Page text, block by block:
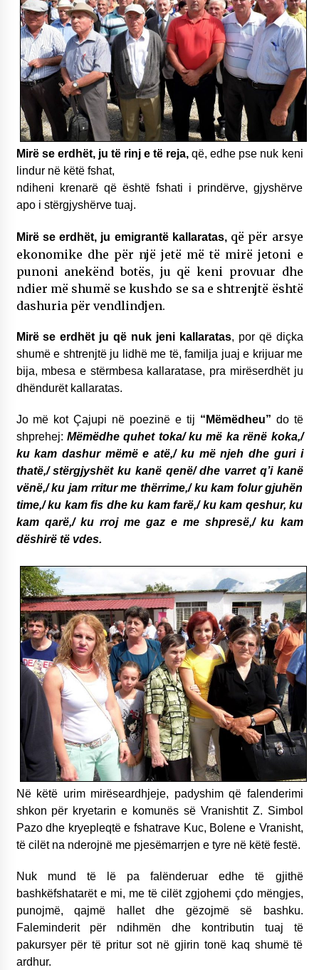
Mirë se erdhët, ju të rinj e të reja, që, edhe pse nuk keni
lindur në këtë fshat,
ndiheni krenarë që është fshati i prindërve, gjyshërve
apo i stërgjyshërve tuaj.
Mirë se erdhët, ju emigrantë kallaratas,që për arsye
ekonomike dhe për një jetë më të mirë jetoni e
punoni anekënd botës, ju që keni provuar dhe
ndier më shumë se kushdo se sa e shtrenjtë është
dashuria për vendlindjen.
Mirë se erdhët ju që nuk jeni kallaratas, por që diçka
shumë e shtrenjtë ju lidhë me të, familja juaj e krijuar me
bija, mbesa e stërmbesa kallaratase, pra mirëserdhët ju
dhëndurët kallaratas.
Jo më kot Çajupi në poezinë e tij “Mëmëdheu” do të
shprehej: Mëmëdhe quhet toka/ ku më ka rënë koka,/
ku kam dashur mëmë e atë,/ ku më njeh dhe guri i
thatë,/ stërgjyshët ku kanë qenë/ dhe varret q’i kanë
vënë,/ ku jam rritur me thërrime,/ ku kam folur gjuhën
time,/ ku kam fis dhe ku kam farë,/ ku kam qeshur, ku
kam qarë,/ ku rroj me gaz e me shpresë,/ ku kam
dëshirë të vdes.
Në këtë urim mirëseardhjeje, padyshim që falenderimi
shkon për kryetarin e komunës së Vranishtit Z. Simbol
Pazo dhe kryepleqtë e fshatrave Kuc, Bolene e Vranisht,
të cilët na nderojnë me pjesëmarrjen e tyre në këtë festë.
Nuk mund të lë pa falënderuar edhe të gjithë
bashkëfshatarët e mi, me të cilët zgjohemi çdo mëngjes,
punojmë, qajmë hallet dhe gëzojmë së bashku.
Faleminderit për ndihmën dhe kontributin tuaj të
pakursyer për të pritur sot në gjirin tonë kaq shumë të
ardhur.